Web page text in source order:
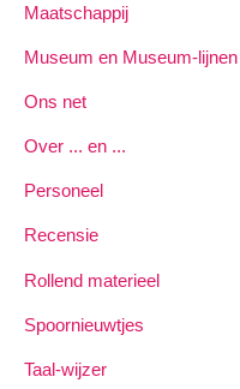
Maatschappij
Museum en Museum-lijnen
Ons net
Over ... en ...
Personeel
Recensie
Rollend materieel
Spoornieuwtjes
Taal-wijzer